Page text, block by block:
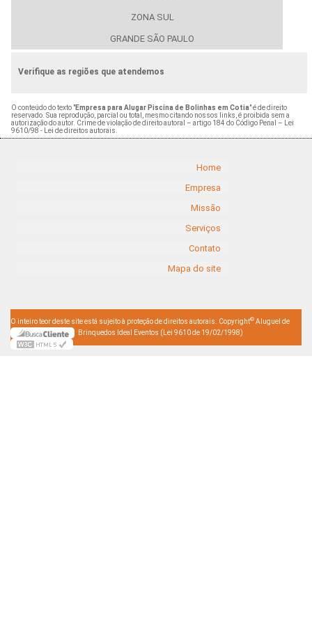
ZONA SUL
GRANDE SÃO PAULO
Verifique as regiões que atendemos
O conteúdo do texto "Empresa para Alugar Piscina de Bolinhas em Cotia" é de direito
reservado. Sua reprodução, parcial ou total, mesmo citando nossos links, é proibida sem a
autorização do autor. Crime de violação de direito autoral – artigo 184 do Código Penal – Lei
9610/98 - Lei de direitos autorais.
Home
Empresa
Missão
Serviços
Contato
Mapa do site
O inteiro teor deste site está sujeito à proteção de direitos autorais. Copyright© Aluguel de
Brinquedos Ideal Eventos (Lei 9610 de 19/02/1998)